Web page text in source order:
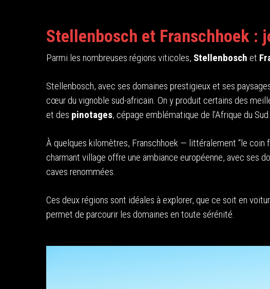
Stellenbosch et Franschhoek :
Parmi les nombreuses régions viticoles, Stellenbosch et
Stellenbosch, avec ses domaines prestigieux et ses
cœur du vignoble sud-africain. On y produit certains des
et des pinotages, cépage emblématique de l’Afrique du Sud.
À quelques kilomètres, Franschhoek — littéralement “le coin
charmant village offre une ambiance européenne, avec ses
caves renommées.
Ces deux régions sont idéales à explorer, que ce soit en
permet de parcourir les domaines en toute sérénité.